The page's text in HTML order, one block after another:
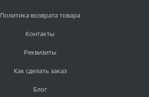
Политика возврата товара
Контакты
Реквизиты
Как сделать заказ
Блог